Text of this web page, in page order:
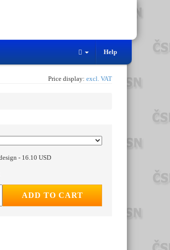
Help
Price display: excl. VAT
- 16.10 USD
ADD TO CART